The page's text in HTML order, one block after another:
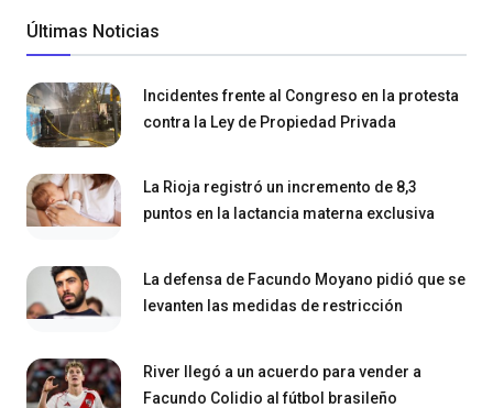
Últimas Noticias
Incidentes frente al Congreso en la protesta
contra la Ley de Propiedad Privada
La Rioja registró un incremento de 8,3
puntos en la lactancia materna exclusiva
La defensa de Facundo Moyano pidió que se
levanten las medidas de restricción
River llegó a un acuerdo para vender a
Facundo Colidio al fútbol brasileño